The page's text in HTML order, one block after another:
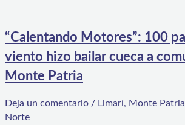
“Calentando Motores”: 100
viento hizo bailar cueca a
Monte Patria
Deja un comentario / Limarí, Monte Patria
Norte